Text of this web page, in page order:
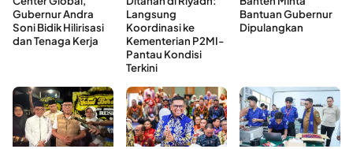
Gubernur Andra
Soni Bidik Hilirisasi
dan Tenaga Kerja
Langsung
Koordinasi ke
Kementerian P2MI-
Pantau Kondisi
Terkini
Bantuan Gubernur
Dipulangkan